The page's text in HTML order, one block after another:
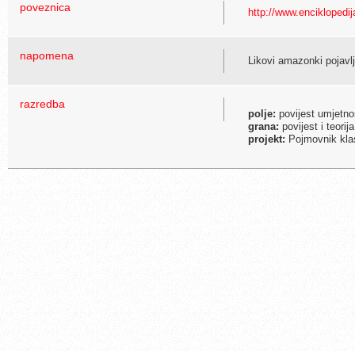
poveznica http://
napomena Likovi amazonki
razredba
polje: povijest
grana: povijest i
projekt: Pojmovnik